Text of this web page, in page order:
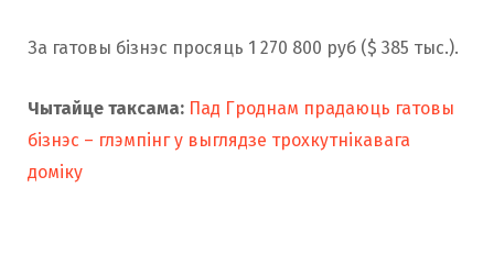
За гатовы бізнэс просяць 1 270 800 руб ($ 385 тыс.).
Чытайце таксама: Пад Гроднам прадаюць гатовы
бізнэс – глэмпінг у выглядзе трохкутнікавага
доміку